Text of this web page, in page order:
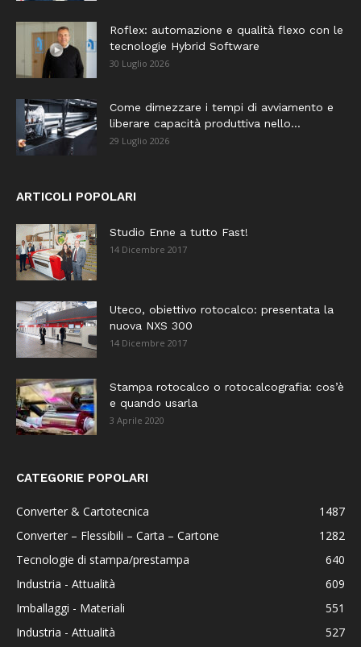
Roflex: automazione e qualità flexo con le
tecnologie Hybrid Software
30 Luglio 2026
Come dimezzare i tempi di avviamento e
liberare capacità produttiva nello...
29 Luglio 2026
ARTICOLI POPOLARI
Studio Enne a tutto Fast!
14 Dicembre 2017
Uteco, obiettivo rotocalco: presentata la
nuova NXS 300
14 Dicembre 2017
Stampa rotocalco o rotocalcografia: cos’è
e quando usarla
3 Aprile 2020
CATEGORIE POPOLARI
Converter & Cartotecnica
1487
Converter – Flessibili – Carta – Cartone
1282
Tecnologie di stampa/prestampa
640
Industria - Attualità
609
Imballaggi - Materiali
551
Industria - Attualità
527